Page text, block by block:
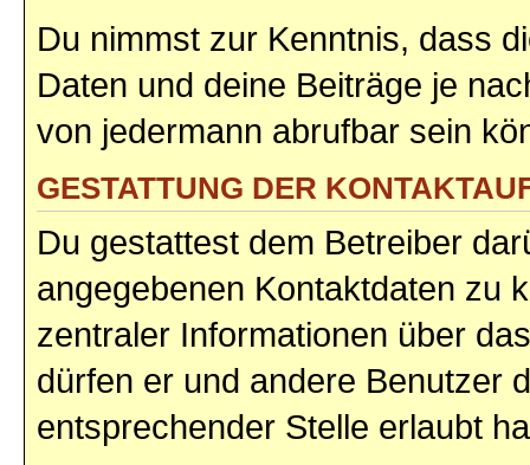
Du nimmst zur Kenntnis, dass
Daten und deine Beiträge je
von jedermann abrufbar sein
GESTATTUNG DER
Du gestattest dem Betreiber
angegebenen Kontaktdaten zu
zentraler Informationen über
dürfen er und andere Benutzer
entsprechender Stelle erlaubt